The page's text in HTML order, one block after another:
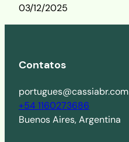
03/12/2025
Contatos
portugues@cassiabr.com
+54 1160273686
Buenos Aires, Argentina